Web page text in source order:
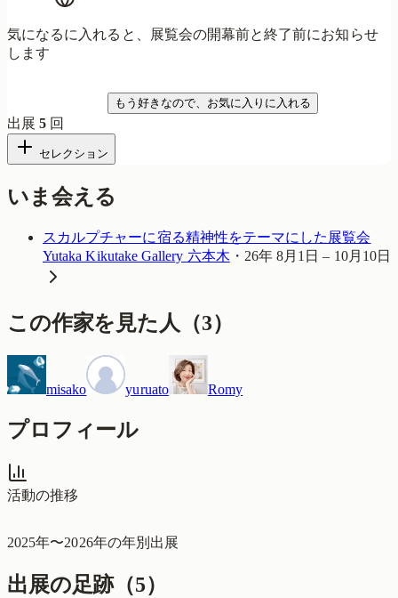
気になるに入れると、展覧会の開幕前と終了前にお知らせ
します
もう好きなので、お気に入りに入れる
出展5 回
セレクション
いま会える
スカルプチャーに宿る精神性をテーマにした展覧会
Yutaka Kikutake Gallery 六本木 ・ 26年 8月1日 – 10月10日
この作家を見た人 （3）
misako yuruato Romy
プロフィール
活動の推移
2025年〜2026年の年別出展
出展の足跡（5）